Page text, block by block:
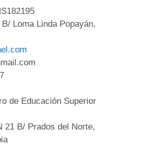
Loma Linda Popayán,
de Educación Superior
21 B/ Prados del Norte,